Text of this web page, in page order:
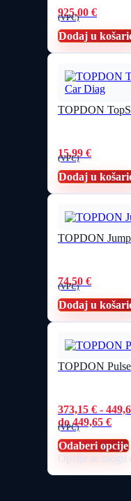
925,00 €
(VPC)
Dodaj u
TOPDON
15,99 €
(VPC)
Dodaj u
TOPDON
74,50 €
(VPC)
Dodaj u
TOPDON
373,15 € -
do 449,65 €
(VPC)
Odaberi opcije
Opcije se mogu